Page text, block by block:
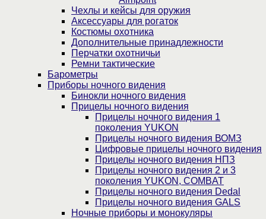
Чехлы и кейсы для оружия
Аксессуары для рогаток
Костюмы охотника
Дополнительные принадлежности
Перчатки охотничьи
Ремни тактические
Барометры
Приборы ночного видения
Бинокли ночного видения
Прицелы ночного видения
Прицелы ночного видения 1
поколения YUKON
Прицелы ночного видения ВОМЗ
Цифровые прицелы ночного видения
Прицелы ночного видения НПЗ
Прицелы ночного видения 2 и 3
поколения YUKON, COMBAT
Прицелы ночного видения Dedal
Прицелы ночного видения GALS
Ночные приборы и монокуляры